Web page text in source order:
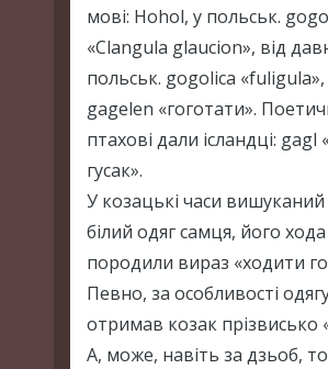
мові: Hohol, у польськ.
«Clangula glaucion», від
польськ. gogolica «fuligula»,
gagelen «гоготати».
птахові дали ісландці: gagl
гусак».
У козацькі часи
білий одяг самця, його хода
породили вираз «ходити
Певно, за особливості
отримав козак прізвисько
А, може, навіть за дзьоб,